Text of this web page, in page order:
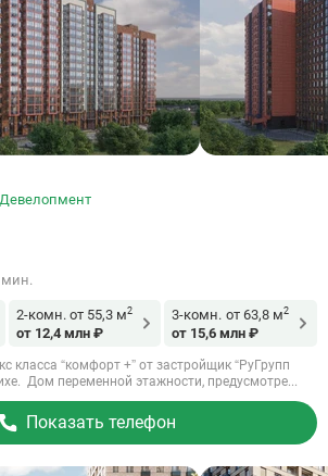
мин.
2-комн. от 55,3 м2
от 12,4 млн ₽
3-комн. от 63,8 м2
от 15,6 млн ₽
класса “комфорт +” от застройщик “РуГрупп
Дом переменной этажности, предусмотре...
Показать телефон